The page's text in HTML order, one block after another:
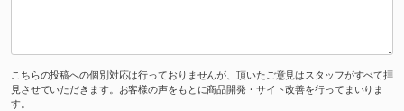
こちらの投稿への個別対応は行っておりませんが、頂いたご意見はスタッフがすべて拝
見させていただきます。お客様の声をもとに商品開発・サイト改善を行ってまいりま
す。